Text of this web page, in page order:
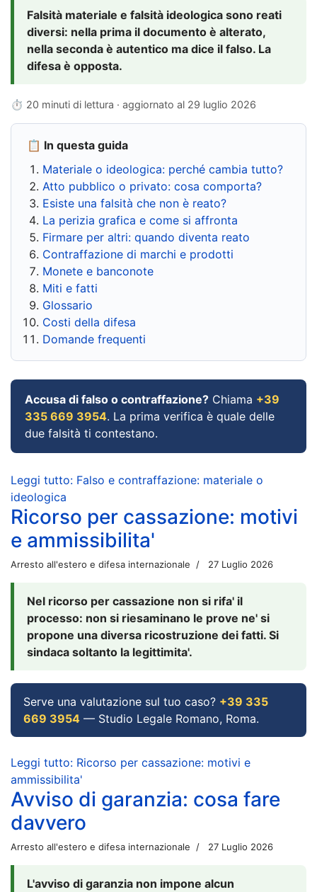
Falsità materiale e falsità ideologica sono reati
diversi: nella prima il documento è alterato,
nella seconda è autentico ma dice il falso. La
difesa è opposta.
⏱ 20 minuti di lettura · aggiornato al 29 luglio 2026
📋 In questa guida
Materiale o ideologica: perché cambia tutto?
Atto pubblico o privato: cosa comporta?
Esiste una falsità che non è reato?
La perizia grafica e come si affronta
Firmare per altri: quando diventa reato
Contraffazione di marchi e prodotti
Monete e banconote
Miti e fatti
Glossario
Costi della difesa
Domande frequenti
Accusa di falso o contraffazione? Chiama +39
335 669 3954. La prima verifica è quale delle
due falsità ti contestano.
Leggi tutto: Falso e contraffazione: materiale o
ideologica
Ricorso per cassazione: motivi
e ammissibilita'
Arresto all'estero e difesa internazionale 27 Luglio 2026
Nel ricorso per cassazione non si rifa' il
processo: non si riesaminano le prove ne' si
propone una diversa ricostruzione dei fatti. Si
sindaca soltanto la legittimita'.
Serve una valutazione sul tuo caso? +39 335
669 3954 — Studio Legale Romano, Roma.
Leggi tutto: Ricorso per cassazione: motivi e
ammissibilita'
Avviso di garanzia: cosa fare
davvero
Arresto all'estero e difesa internazionale 27 Luglio 2026
L'avviso di garanzia non impone alcun